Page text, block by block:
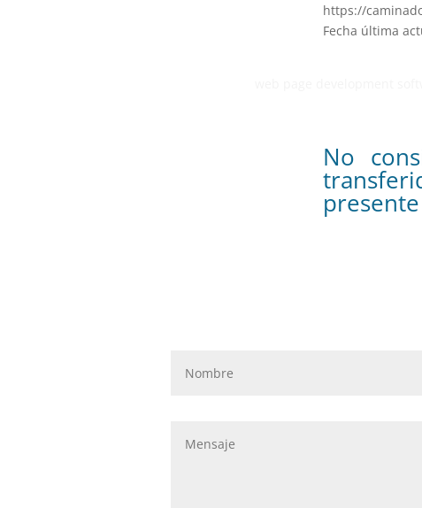
https://
Fecha última
No